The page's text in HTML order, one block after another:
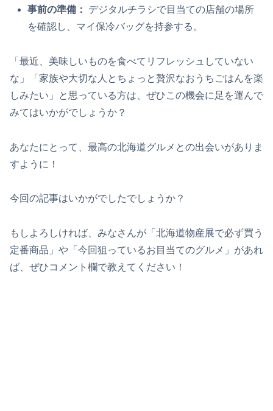
事前の準備：
デジタルチラシで目当ての店舗の場所
を確認し、マイ保冷バッグを持参する。
「最近、美味しいものを食べてリフレッシュしていない
な」「家族や大切な人とちょっと贅沢なおうちごはんを楽
しみたい」と思っている方は、ぜひこの機会に足を運んで
みてはいかがでしょうか？
あなたにとって、最高の北海道グルメとの出会いがありま
すように！
今回の記事はいかがでしたでしょうか？
もしよろしければ、みなさんが「北海道物産展で必ず買う
定番商品」や「今回狙っているお目当てのグルメ」があれ
ば、ぜひコメント欄で教えてください！